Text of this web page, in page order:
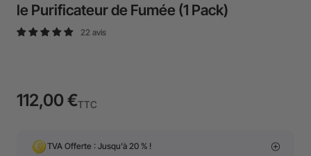
le Purificateur de Fumée (1 Pack)
22 avis
112,00 €TTC
TVA Offerte : Jusqu'à 20 % !